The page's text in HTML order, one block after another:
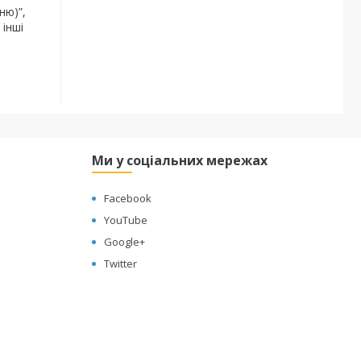
Ми у соціальних мережах
Facebook
YouTube
Google+
Twitter